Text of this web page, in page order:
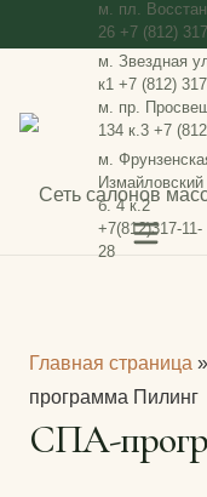
м. пл.
26 +7 (812)
м. Звездная
к1 +7 (812)
м. пр.
134 к.3 +7
м.
Измайловский
б. 4 к.2
+7(812)317-11-
28
Главная страница »
программа Пилинг
СПА-